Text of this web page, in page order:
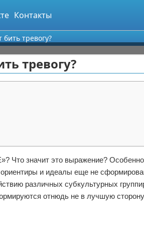
Контакты
тревогу?
тревогу?
Что значит это выражение? Особенно
и идеалы еще не
различных субкультурных
отнюдь не в лучшую